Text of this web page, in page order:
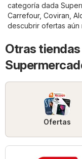
categoría dada
Carrefour, Coviran
descubrir ofertas aún
Otras
Ofertas